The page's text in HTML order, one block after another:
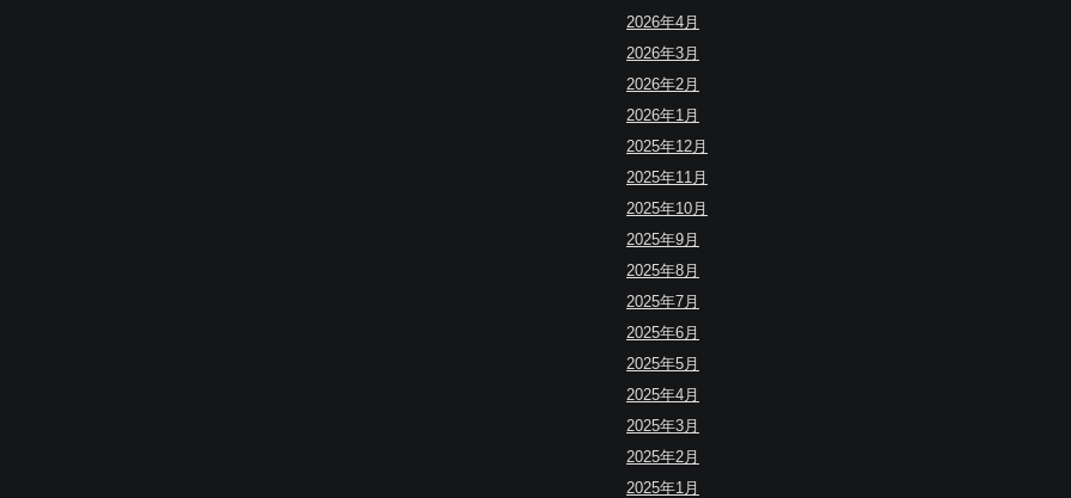
2026年4月
2026年3月
2026年2月
2026年1月
2025年12月
2025年11月
2025年10月
2025年9月
2025年8月
2025年7月
2025年6月
2025年5月
2025年4月
2025年3月
2025年2月
2025年1月